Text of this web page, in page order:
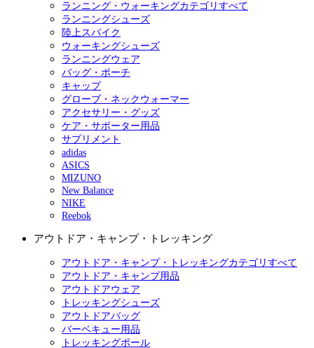
ランニング・ウォーキングカテゴリすべて
ランニングシューズ
陸上スパイク
ウォーキングシューズ
ランニングウェア
バッグ・ポーチ
キャップ
グローブ・ネックウォーマー
アクセサリー・グッズ
ケア・サポーター用品
サプリメント
adidas
ASICS
MIZUNO
New Balance
NIKE
Reebok
アウトドア・キャンプ・トレッキング
アウトドア・キャンプ・トレッキングカテゴリすべて
アウトドア・キャンプ用品
アウトドアウェア
トレッキングシューズ
アウトドアバッグ
バーベキュー用品
トレッキングポール